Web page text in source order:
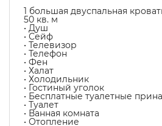
1 большая двуспальная
50 кв. м
• Душ
• Сейф
• Телевизор
• Телефон
• Фен
• Халат
• Холодильник
• Гостиный уголок
• Бесплатные туалетные
• Туалет
• Ванная комната
• Отопление